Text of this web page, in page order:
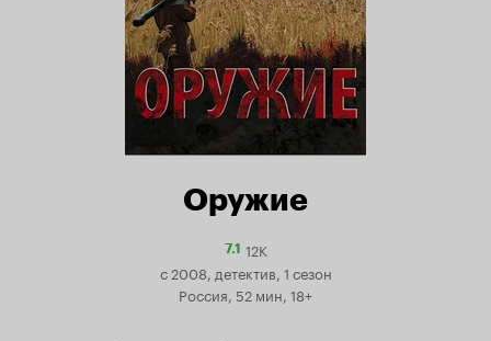
Оружие
7.1Рейтинг
Кинопоиска
12K
с 2008, детектив, 1 сезон
Россия, 52 мин, 18+